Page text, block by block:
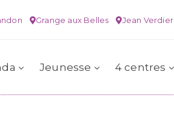
Grange aux Belles Jean Verdier
Jeunesse 4 centres